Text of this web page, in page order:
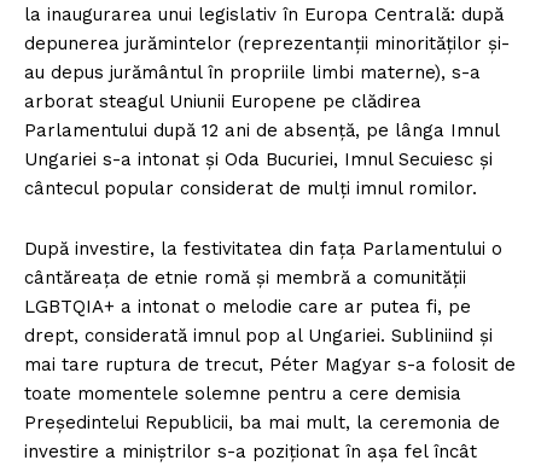
la inaugurarea unui legislativ în Europa Centrală: după
depunerea jurămintelor (reprezentanții minorităților și-
au depus jurământul în propriile limbi materne), s-a
arborat steagul Uniunii Europene pe clădirea
Parlamentului după 12 ani de absență, pe lânga Imnul
Ungariei s-a intonat și Oda Bucuriei, Imnul Secuiesc și
cântecul popular considerat de mulți imnul romilor.
După investire, la festivitatea din fața Parlamentului o
cântăreața de etnie romă și membră a comunității
LGBTQIA+ a intonat o melodie care ar putea fi, pe
drept, considerată imnul pop al Ungariei. Subliniind și
mai tare ruptura de trecut, Péter Magyar s-a folosit de
toate momentele solemne pentru a cere demisia
Președintelui Republicii, ba mai mult, la ceremonia de
investire a miniștrilor s-a poziționat în așa fel încât